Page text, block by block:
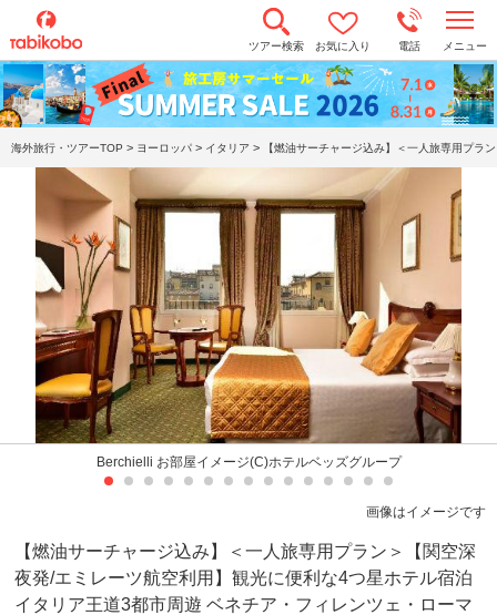
ツアー検索 お気に入り 電話 メニュー
o
g
g
l
e
a
v
i
g
a
t
i
海外旅行・ツアーTOP > ヨーロッパ > イタリア > 【燃油サーチャージ込み】＜一人旅専用プ
Berchielli お部屋イメージ(C)ホテルベッズグループ
画像はイメージです
【燃油サーチャージ込み】＜一人旅専用プラン＞【関空深
夜発/エミレーツ航空利用】観光に便利な4つ星ホテル宿泊
イタリア王道3都市周遊 ベネチア・フィレンツェ・ローマ